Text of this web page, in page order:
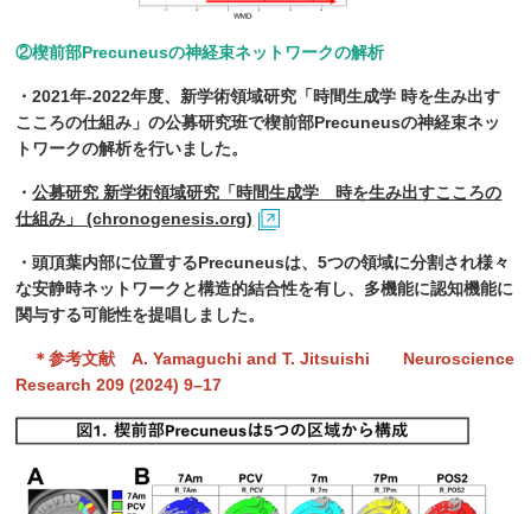
②楔前部Precuneusの神経束ネットワークの解析
・2021年-2022年度、新学術領域研究「時間生成学 時を生み出す
こころの仕組み」の公募研究班で楔前部Precuneusの神経束ネッ
トワークの解析を行いました。
・公募研究 新学術領域研究「時間生成学 時を生み出すこころの
仕組み」 (chronogenesis.org)
・頭頂葉内部に位置するPrecuneusは、5つの領域に分割され様々
な安静時ネットワークと構造的結合性を有し、多機能に認知機能に
関与する可能性を提唱しました。
＊参考文献 A. Yamaguchi and T. Jitsuishi Neuroscience
Research 209 (2024) 9–17